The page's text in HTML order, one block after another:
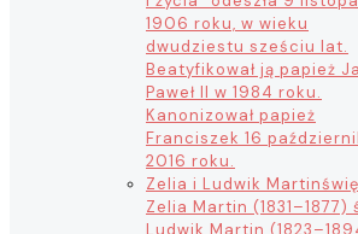
1906 roku, w wieku
dwudziestu sześciu lat.
Beatyfikował ją papież
Paweł II w 1984 roku.
Kanonizował papież
Franciszek 16
2016 roku.
Zelia i Ludwik Martin
Zelia Martin (1831–1877)
Ludwik Martin